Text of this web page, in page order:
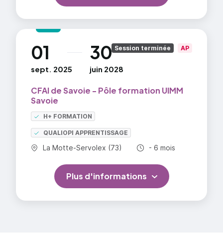
01
sept. 2025
au 30
juin 2028
CFAI de Savoie - Pôle formation UIMM
Savoie
H+ FORMATION
QUALIOPI APPRENTISSAGE
Commune :
La Motte-Servolex (73) Durée totale :
- 6 mois
Session terminée AP
Plus d'informations